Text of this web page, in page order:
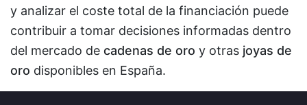
y analizar el coste total de la financiación puede
contribuir a tomar decisiones informadas dentro
del mercado de cadenas de oro y otras joyas de
oro disponibles en España.